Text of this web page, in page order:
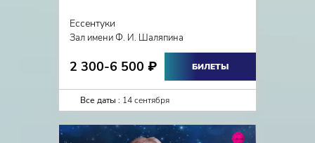
Ессентуки
Зал имени Ф. И. Шаляпина
2 300-6 500 ₽ БИЛЕТЫ
Все даты : 14 сентября